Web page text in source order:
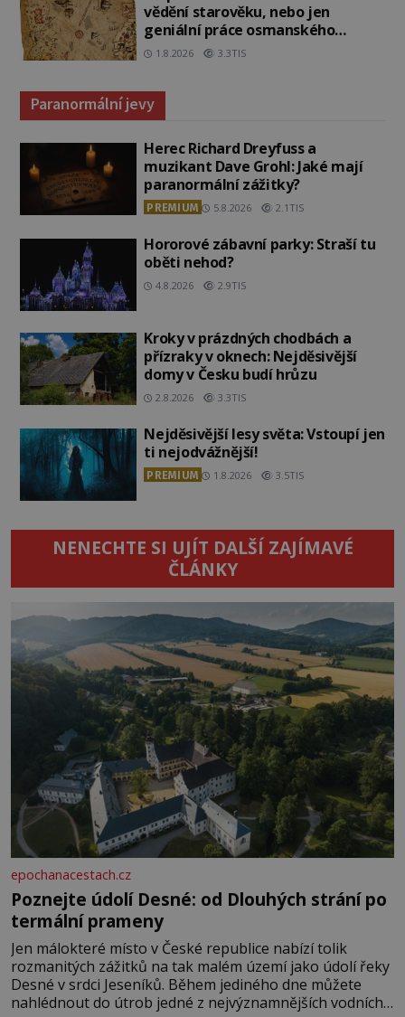
vědění starověku, nebo jen
geniální práce osmanského
admirála?
1.8.2026 3.3TIS
Paranormální jevy
Herec Richard Dreyfuss a
muzikant Dave Grohl: Jaké mají
paranormální zážitky?
PREMIUM 5.8.2026 2.1TIS
Hororové zábavní parky: Straší tu
oběti nehod?
4.8.2026 2.9TIS
Kroky v prázdných chodbách a
přízraky v oknech: Nejděsivější
domy v Česku budí hrůzu
2.8.2026 3.3TIS
Nejděsivější lesy světa: Vstoupí jen
ti nejodvážnější!
PREMIUM 1.8.2026 3.5TIS
NENECHTE SI UJÍT DALŠÍ ZAJÍMAVÉ
ČLÁNKY
epochanacestach.cz
Poznejte údolí Desné: od Dlouhých strání po
termální prameny
Jen málokteré místo v České republice nabízí tolik
rozmanitých zážitků na tak malém území jako údolí řeky
Desné v srdci Jeseníků. Během jediného dne můžete
nahlédnout do útrob jedné z nejvýznamnějších vodních